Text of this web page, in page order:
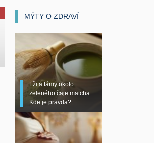
MÝTY O ZDRAVÍ
Lži a fámy okolo
zeleného čaje matcha.
Kde je pravda?